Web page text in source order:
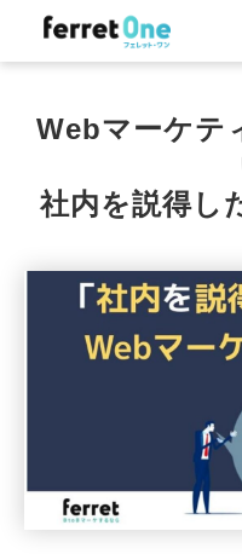
ツー
お
Webマーケテ
社内を説得し